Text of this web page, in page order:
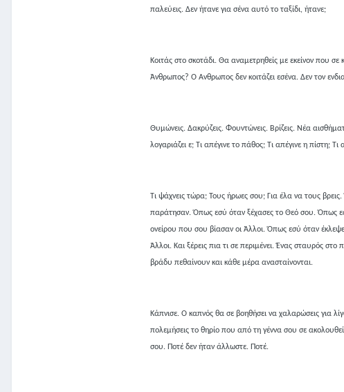
παλεύεις. Δεν ήτανε για σένα αυτό το ταξίδι, ήτανε;
Κοιτάς στο σκοτάδι. Θα αναμετρηθείς με εκείνον που σε
Άνθρωπος? Ο Άνθρωπος δεν κοιτάζει εσένα. Δεν τον
Θυμώνεις. Δακρύζεις. Φουντώνεις. Βρίζεις. Νέα
λογαριάζει ε; Τι απέγινε το πάθος; Τι απέγινε η πίστη;
Τι ψάχνεις τώρα; Τους ήρωες σου; Για έλα να τους
παράτησαν. Όπως εσύ όταν ξέχασες το Θεό σου. Όπως
ονείρου που σου βίασαν οι Άλλοι. Όπως εσύ όταν
Άλλοι. Και ξέρεις πια τι σε περιμένει. Ένας σταυρός
βράδυ πεθαίνουν και κάθε μέρα ανασταίνονται.
Κάπνισε. Ο καπνός θα σε βοηθήσει να χαλαρώσεις για
πολεμήσεις το θηρίο που από τη γέννα σου σε
σου. Ποτέ δεν ήταν άλλωστε. Ποτέ.